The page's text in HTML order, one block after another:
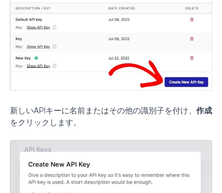
新しいAPIキーに名前またはその他の識別子を付け、 作成
をクリックします。